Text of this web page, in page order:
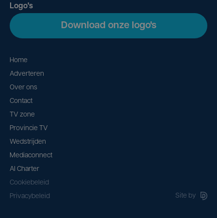
Logo's
Download onze logo's
Home
Adverteren
Over ons
Contact
TV zone
Provincie TV
Wedstrijden
Mediaconnect
AI Charter
Cookiebeleid
Privacybeleid
Site by